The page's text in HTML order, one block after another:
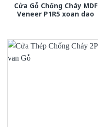
Cửa Gỗ Chống Cháy MDF
Veneer P1R5 xoan dao